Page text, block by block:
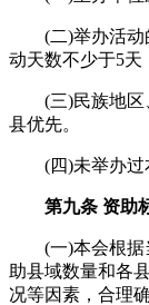
(二)举办活动
动天数不少于5天
(三)民族地区
县优先。
(四)未举办过
第九条 资助
(一)本会根据
助县域数量和各
况等因素，合理